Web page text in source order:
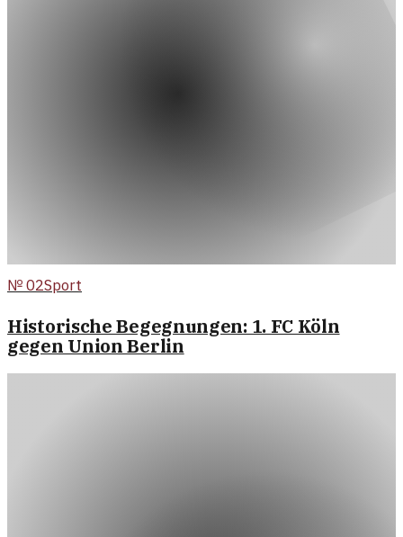
№02Sport
Historische Begegnungen: 1. FC Köln
gegen Union Berlin